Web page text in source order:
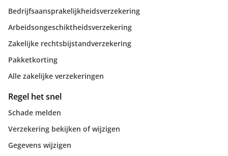
Bedrijfsaansprakelijkheidsverzekering
Arbeidsongeschiktheidsverzekering
Zakelijke rechtsbijstandverzekering
Pakketkorting
Alle zakelijke verzekeringen
Regel het snel
Schade melden
Verzekering bekijken of wijzigen
Gegevens wijzigen